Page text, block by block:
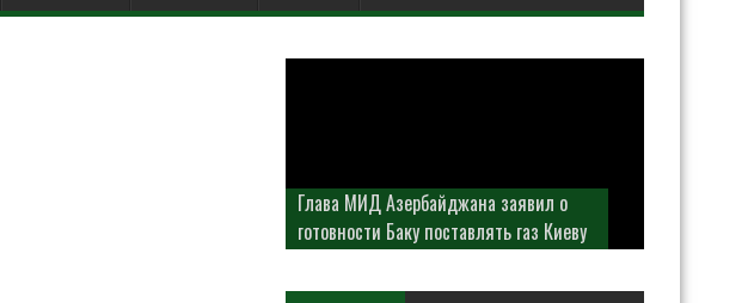
Глава МИД Азербайджана заявил о
готовности Баку поставлять газ Киеву